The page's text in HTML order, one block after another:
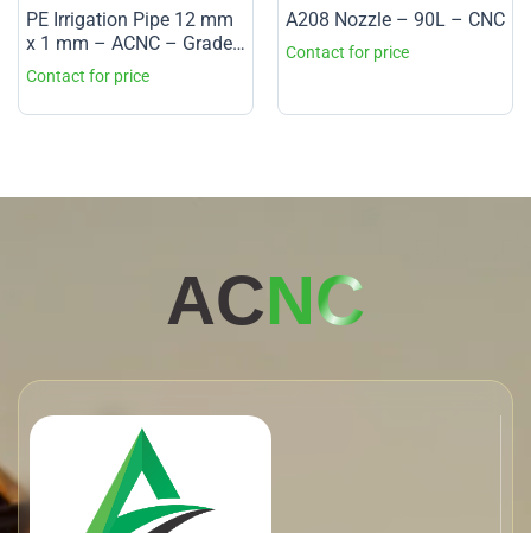
PE Irrigation Pipe 12 mm
x 1 mm – ACNC – Grade
1
A208 Nozzle – 90L – CNC
ACNC